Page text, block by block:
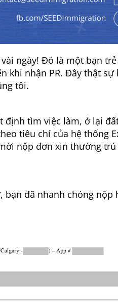
ngày! Đó là một bạn
khi nhận PR. Đây thật sự
tôi.
định tìm việc làm, ở lại
tiêu chí của hệ thống
nộp đơn xin thường trú
bạn đã nhanh chóng nộp